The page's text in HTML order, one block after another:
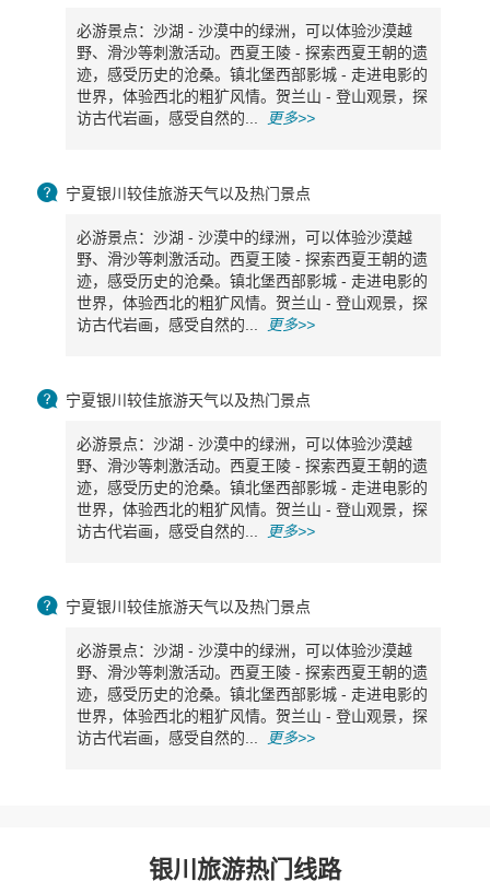
必游景点：沙湖 - 沙漠中的绿洲，可以体验沙漠越
野、滑沙等刺激活动。西夏王陵 - 探索西夏王朝的遗
迹，感受历史的沧桑。镇北堡西部影城 - 走进电影的
世界，体验西北的粗犷风情。贺兰山 - 登山观景，探
访古代岩画，感受自然的...
更多>>
 宁夏银川较佳旅游天气以及热门景点
必游景点：沙湖 - 沙漠中的绿洲，可以体验沙漠越
野、滑沙等刺激活动。西夏王陵 - 探索西夏王朝的遗
迹，感受历史的沧桑。镇北堡西部影城 - 走进电影的
世界，体验西北的粗犷风情。贺兰山 - 登山观景，探
访古代岩画，感受自然的...
更多>>
 宁夏银川较佳旅游天气以及热门景点
必游景点：沙湖 - 沙漠中的绿洲，可以体验沙漠越
野、滑沙等刺激活动。西夏王陵 - 探索西夏王朝的遗
迹，感受历史的沧桑。镇北堡西部影城 - 走进电影的
世界，体验西北的粗犷风情。贺兰山 - 登山观景，探
访古代岩画，感受自然的...
更多>>
 宁夏银川较佳旅游天气以及热门景点
必游景点：沙湖 - 沙漠中的绿洲，可以体验沙漠越
野、滑沙等刺激活动。西夏王陵 - 探索西夏王朝的遗
迹，感受历史的沧桑。镇北堡西部影城 - 走进电影的
世界，体验西北的粗犷风情。贺兰山 - 登山观景，探
访古代岩画，感受自然的...
更多>>
银川旅游热门线路